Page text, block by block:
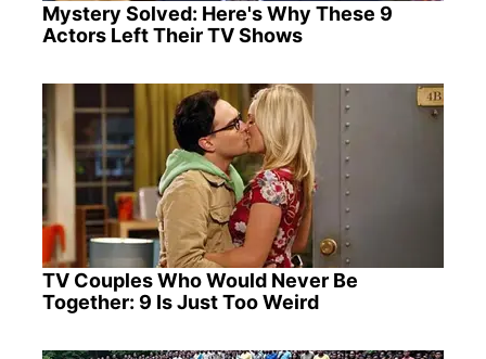
Mystery Solved: Here's Why These 9
Actors Left Their TV Shows
TV Couples Who Would Never Be
Together: 9 Is Just Too Weird